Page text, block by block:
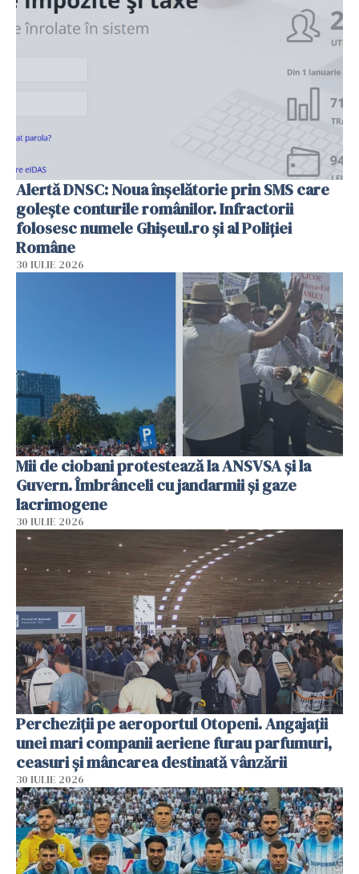
Alertă DNSC: Noua înșelătorie prin SMS care
golește conturile românilor. Infractorii
folosesc numele Ghișeul.ro și al Poliției
Române
30 IULIE 2026
Mii de ciobani protestează la ANSVSA și la
Guvern. Îmbrânceli cu jandarmii și gaze
lacrimogene
30 IULIE 2026
Percheziții pe aeroportul Otopeni. Angajații
unei mari companii aeriene furau parfumuri,
ceasuri și mâncarea destinată vânzării
30 IULIE 2026